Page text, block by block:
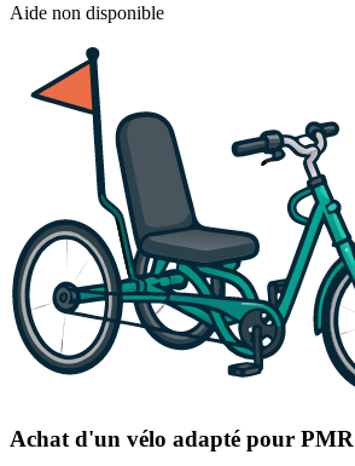
Aide non disponible
Achat d'un vélo adapté pour PMR